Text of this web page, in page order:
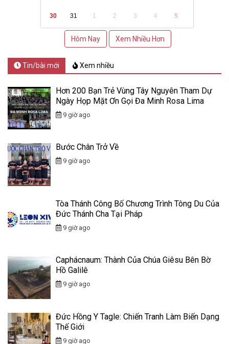
30 31 1 2 3 4 5
Hôm Nay Xem Nhiều Hơn
Tin/bài mới Xem nhiều
Hơn 200 Bạn Trẻ Vùng Tây Nguyên Tham Dự
Ngày Họp Mặt Ơn Gọi Đa Minh Rosa Lima
9 giờ ago
Bước Chân Trở Về
9 giờ ago
Tòa Thánh Công Bố Chương Trình Tông Du Của
Đức Thánh Cha Tại Pháp
9 giờ ago
Caphácnaum: Thành Của Chúa Giêsu Bên Bờ
Hồ Galilê
9 giờ ago
Đức Hồng Y Tagle: Chiến Tranh Làm Biến Dạng
Thế Giới
9 giờ ago